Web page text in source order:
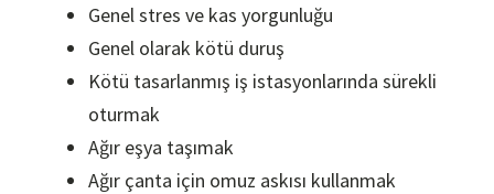
Genel stres ve kas yorgunluğu
Genel olarak kötü duruş
Kötü tasarlanmış iş istasyonlarında sürekli
oturmak
Ağır eşya taşımak
Ağır çanta için omuz askısı kullanmak